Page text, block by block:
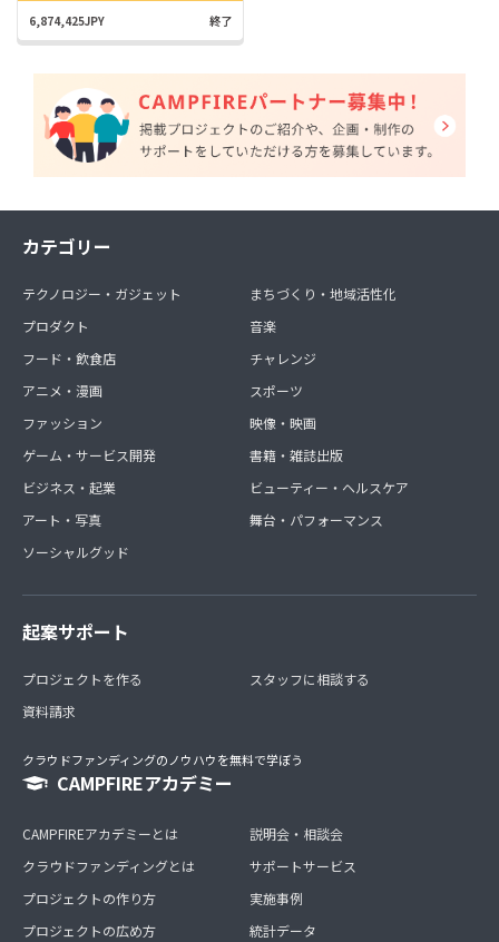
6,874,425JPY 終了
カテゴリー
テクノロジー・ガジェット
プロダクト
フード・飲食店
アニメ・漫画
ファッション
ゲーム・サービス開発
ビジネス・起業
アート・写真
ソーシャルグッド
まちづくり・地域活性化
音楽
チャレンジ
スポーツ
映像・映画
書籍・雑誌出版
ビューティー・ヘルスケア
舞台・パフォーマンス
起案サポート
プロジェクトを作る
資料請求
スタッフに相談する
クラウドファンディングのノウハウを無料で学ぼう
CAMPFIREアカデミー
CAMPFIREアカデミーとは
クラウドファンディングとは
プロジェクトの作り方
プロジェクトの広め方
説明会・相談会
サポートサービス
実施事例
統計データ